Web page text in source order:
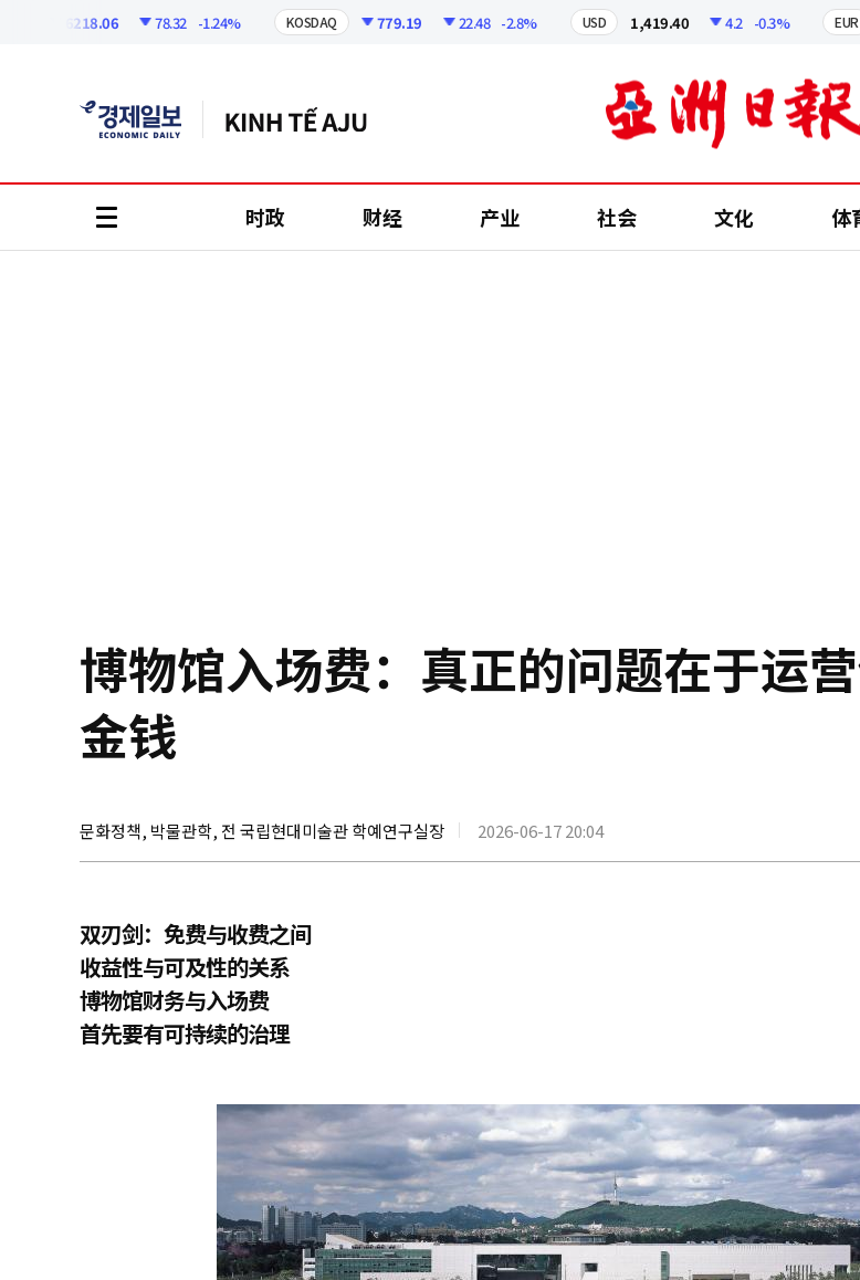
6218.06 78.32 -1.24% KOSDAQ 779.19 22.48 -2.8% 1,419.40 -0.3%
时政 财经 产业 社会 文化 体
博物馆入场费：真正的问题在于运
金钱
문화정책, 박물관학, 전 국립현대미술관 학예연구실장 2026-06-17 20:04
双刃剑：免费与收费之间
收益性与可及性的关系
博物馆财务与入场费
首先要有可持续的治理